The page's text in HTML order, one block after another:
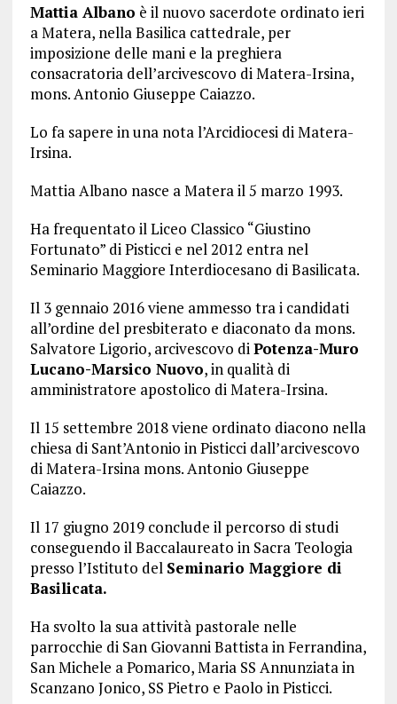
Mattia Albano è il nuovo sacerdote ordinato ieri
a Matera, nella Basilica cattedrale, per
imposizione delle mani e la preghiera
consacratoria dell’arcivescovo di Matera-Irsina,
mons. Antonio Giuseppe Caiazzo.
Lo fa sapere in una nota l’Arcidiocesi di Matera-
Irsina.
Mattia Albano nasce a Matera il 5 marzo 1993.
Ha frequentato il Liceo Classico “Giustino
Fortunato” di Pisticci e nel 2012 entra nel
Seminario Maggiore Interdiocesano di Basilicata.
Il 3 gennaio 2016 viene ammesso tra i candidati
all’ordine del presbiterato e diaconato da mons.
Salvatore Ligorio, arcivescovo di Potenza-Muro
Lucano-Marsico Nuovo, in qualità di
amministratore apostolico di Matera-Irsina.
Il 15 settembre 2018 viene ordinato diacono nella
chiesa di Sant’Antonio in Pisticci dall’arcivescovo
di Matera-Irsina mons. Antonio Giuseppe
Caiazzo.
Il 17 giugno 2019 conclude il percorso di studi
conseguendo il Baccalaureato in Sacra Teologia
presso l’Istituto del Seminario Maggiore di
Basilicata.
Ha svolto la sua attività pastorale nelle
parrocchie di San Giovanni Battista in Ferrandina,
San Michele a Pomarico, Maria SS Annunziata in
Scanzano Jonico, SS Pietro e Paolo in Pisticci.